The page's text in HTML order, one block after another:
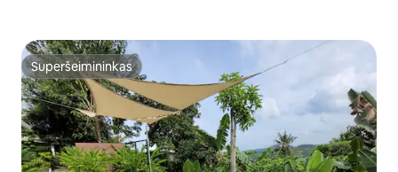
Superšeimininkas
Superšeimininkas